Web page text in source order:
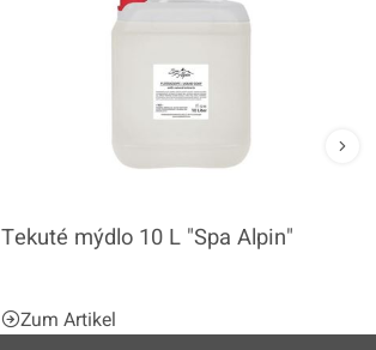
Tekuté mýdlo 10 L "Spa Alpin"
Zum Artikel